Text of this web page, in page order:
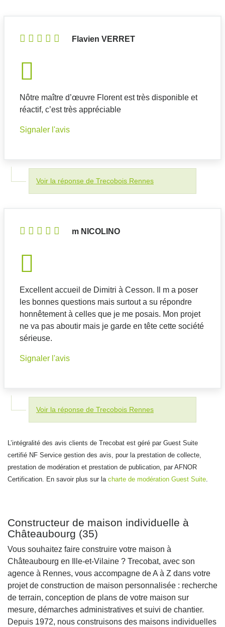
Flavien VERRET
Nôtre maître d’œuvre Florent est très disponible et
réactif, c’est très appréciable
Signaler l'avis
Voir la réponse de Trecobois Rennes
m NICOLINO
Excellent accueil de Dimitri à Cesson. Il m a poser
les bonnes questions mais surtout a su répondre
honnêtement à celles que je me posais. Mon projet
ne va pas aboutir mais je garde en tête cette société
sérieuse.
Signaler l'avis
Voir la réponse de Trecobois Rennes
L’intégralité des avis clients de Trecobat est géré par Guest Suite
certifié NF Service gestion des avis, pour la prestation de collecte,
prestation de modération et prestation de publication, par AFNOR
Certification. En savoir plus sur la charte de modération Guest Suite.
Constructeur de maison individuelle à
Châteaubourg (35)
Vous souhaitez faire construire votre maison à
Châteaubourg en Ille-et-Vilaine ? Trecobat, avec son
agence à Rennes, vous accompagne de A à Z dans votre
projet de construction de maison personnalisée : recherche
de terrain, conception de plans de votre maison sur
mesure, démarches administratives et suivi de chantier.
Depuis 1972, nous construisons des maisons individuelles